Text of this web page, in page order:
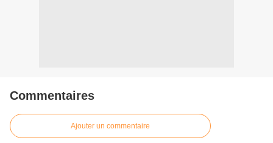
Commentaires
Ajouter un commentaire